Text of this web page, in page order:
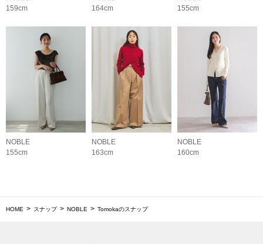
159cm
164cm
155cm
NOBLE
155cm
NOBLE
163cm
NOBLE
160cm
HOME スナップ NOBLE Tomokaのスナップ